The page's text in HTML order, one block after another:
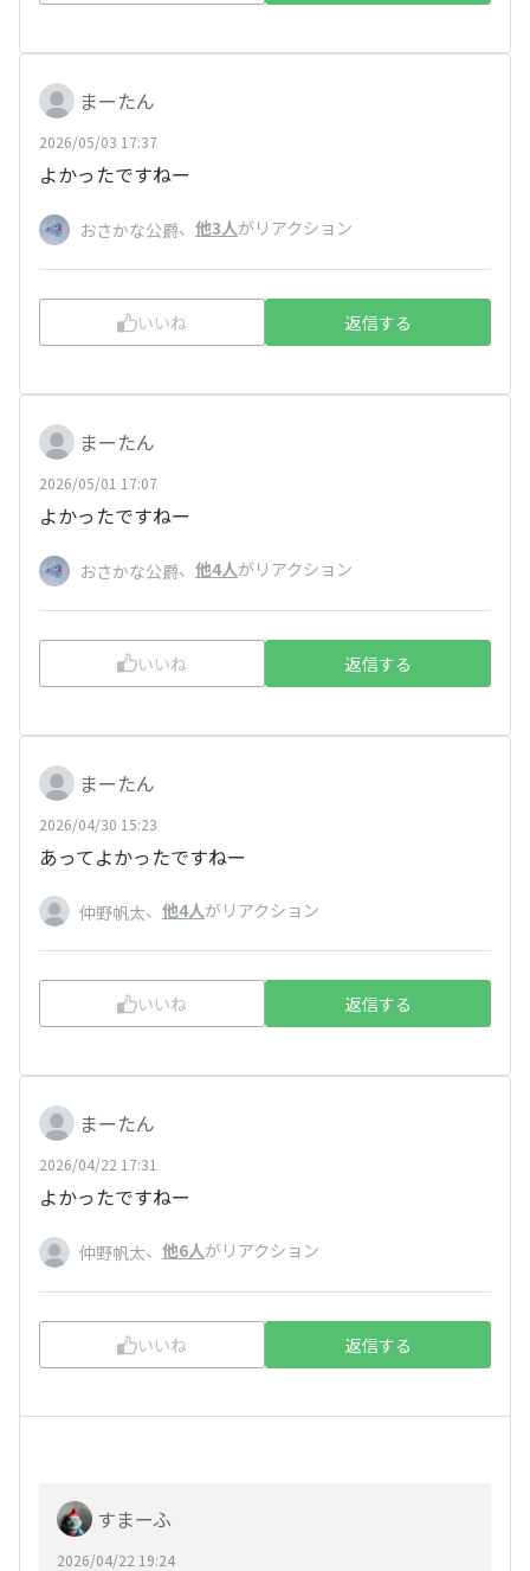
まーたん
2026/05/03 17:37
よかったですねー
おさかな公爵、 他3人がリアクション
いいね 返信する
まーたん
2026/05/01 17:07
よかったですねー
おさかな公爵、 他4人がリアクション
いいね 返信する
まーたん
2026/04/30 15:23
あってよかったですねー
仲野帆太、 他4人がリアクション
いいね 返信する
まーたん
2026/04/22 17:31
よかったですねー
仲野帆太、 他6人がリアクション
いいね 返信する
すまーふ
2026/04/22 19:24